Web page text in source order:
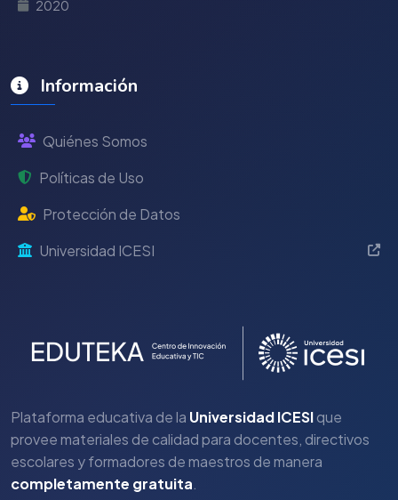
2020
Información
Quiénes Somos
Políticas de Uso
Protección de Datos
Universidad ICESI
Plataforma educativa de la Universidad ICESIque
provee materiales de calidad para docentes, directivos
escolares y formadores de maestros de manera
completamente gratuita.